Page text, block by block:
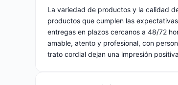
La variedad de productos y la calidad
productos que cumplen las
entregas en plazos cercanos a 48/72
amable, atento y profesional, con
trato cordial dejan una impresión